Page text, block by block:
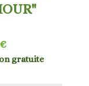
gratuite